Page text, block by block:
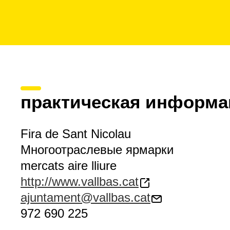
практическая
Fira de Sant Nicolau
Многоотраслевые ярмарки
mercats aire lliure
http://www.vallbas.cat
ajuntament@vallbas.cat
972 690 225